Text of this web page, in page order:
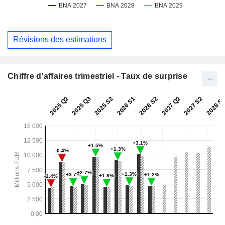
Révisions des estimations
Chiffre d'affaires trimestriel - Taux de surprise